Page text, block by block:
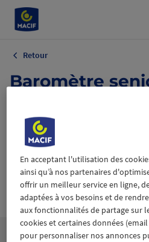
Retour
Baromètre
Certifié avec
Wiztrust
trusted
sources
En acceptant l'utilisation des
ainsi qu’à nos partenaires
offrir un meilleur service en ligne,
adaptées à vos besoins et de
aux fonctionnalités de partage sur
cookies et certaines données
pour personnaliser nos annonces